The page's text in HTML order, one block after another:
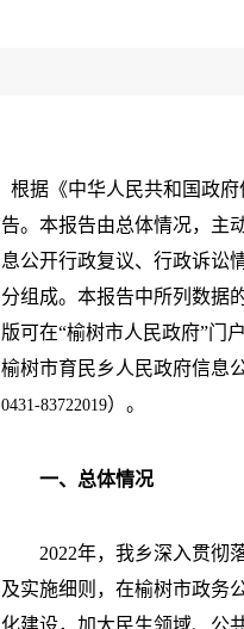
根据《中华人民共和国政
告。本报告由总体情况，主
息公开行政复议、行政诉讼
分组成。本报告中所列数据
版可在“榆树市人民政府”门
榆树市育民乡人民政府信息
0431-83722019）。
一、 总体情况
2022年，我乡深入贯彻
及实施细则，在榆树市政务
化建设，加大民生领域、公